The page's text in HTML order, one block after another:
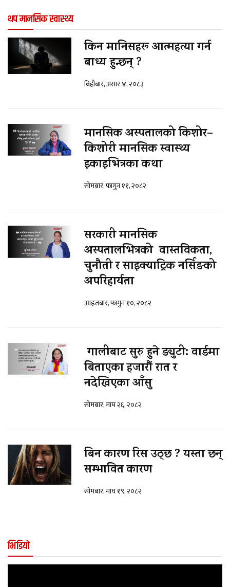
थप मानसिक स्वास्थ्य
किन मानिसहरू आत्महत्या गर्न
बाध्य हुन्छन् ?
बिहीबार, असार ४, २०८३
मानसिक अस्पतालको किशोर–
किशोरी मानसिक स्वास्थ्य
इकाइभित्रका कथा
सोमबार, फागुन ११, २०८२
सरकारी मानसिक
अस्पतालभित्रको वास्तविकता,
चुनौती र साइक्याट्रिक नर्सिङको
अपरिहार्यता
आइतबार, फागुन १०, २०८२
गालीबाट सुरु हुने ड्युटी: वार्डमा
बिताएका हजारौं रात र
नदेखिएका आँसु
सोमबार, माघ २६, २०८२
बिन कारण रिस उठ्छ ? यस्ता छन्
सम्भावित कारण
सोमबार, माघ १९, २०८२
भिडियो